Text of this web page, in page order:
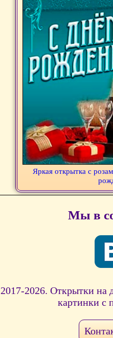
Яркая открытка с
Мы в
2017-2026. Открытки на
картинки с